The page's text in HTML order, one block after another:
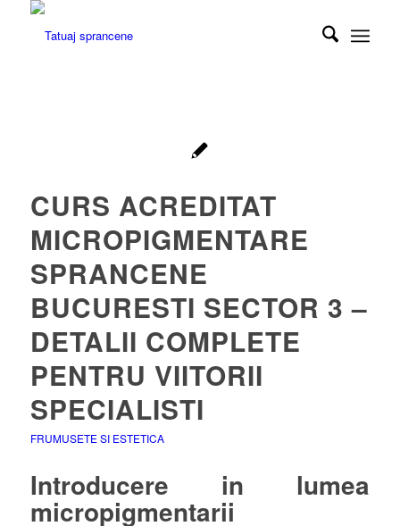
CURS ACREDITAT
MICROPIGMENTARE
SPRANCENE
BUCURESTI SECTOR 3 –
DETALII COMPLETE
PENTRU VIITORII
SPECIALISTI
FRUMUSETE SI ESTETICA
Introducere in lumea
micropigmentarii